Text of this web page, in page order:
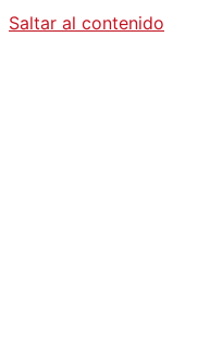
Saltar al contenido